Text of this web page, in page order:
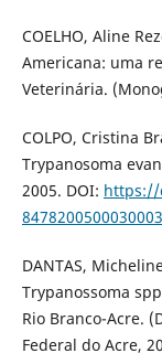
COELHO, Aline
Americana: uma
Veterinária.
COLPO, Cristina
Trypanosoma
2005. DOI: https://
DANTAS,
Trypanossoma
Rio Branco-Acre.
Federal do Acre,